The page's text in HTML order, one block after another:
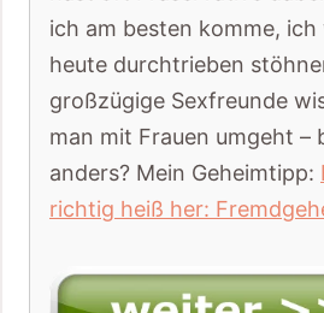
ich am besten komme,
heute durchtrieben
großzügige Sexfreunde
man mit Frauen umgeht –
anders? Mein Geheimtipp:
richtig heiß her: